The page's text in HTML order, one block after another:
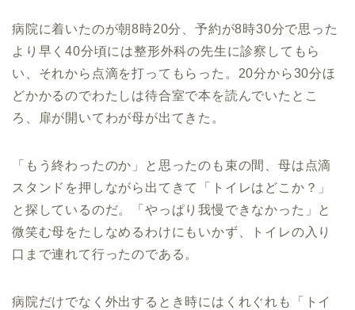
病院に着いたのが朝8時20分、予約が8時30分で思った
より早く40分頃には整形外科の先生に診察してもら
い、それから点滴を打ってもらった。20分から30分ほ
どかかるのでわたしは待合室で本を読んでいたとこ
ろ、扉が開いてわが母が出てきた。
「もう終わったのか」と思ったのも束の間、母は点滴
スタンドを押しながら出てきて「トイレはどこか？」
と探しているのだ。「やっぱり我慢できなかった」と
微笑む母をたしなめるわけにもいかず、トイレの入り
口まで連れて行ったのである。
病院だけでなく外出するとき時にはくれぐれも「トイ